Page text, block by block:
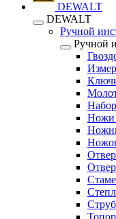
DEWALT
DEWALT
Ручной
Ручной
Ножи